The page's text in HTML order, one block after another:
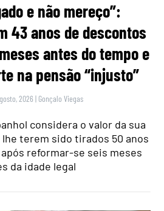
e não mereço”:
43 anos de descontos
antes do tempo e
na pensão “injusto”
2026 | Gonçalo Viegas
considera o valor da sua
terem sido tirados 50 anos
reformar-se seis meses
da idade legal